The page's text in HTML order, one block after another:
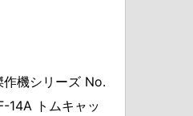
機シリーズ No.
14A トムキャッ